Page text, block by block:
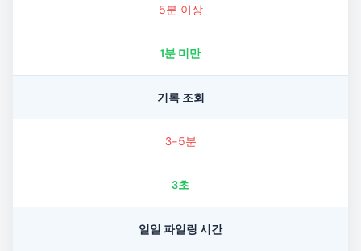
5분 이상
1분 미만
기록 조회
3-5분
3초
일일 파일링 시간